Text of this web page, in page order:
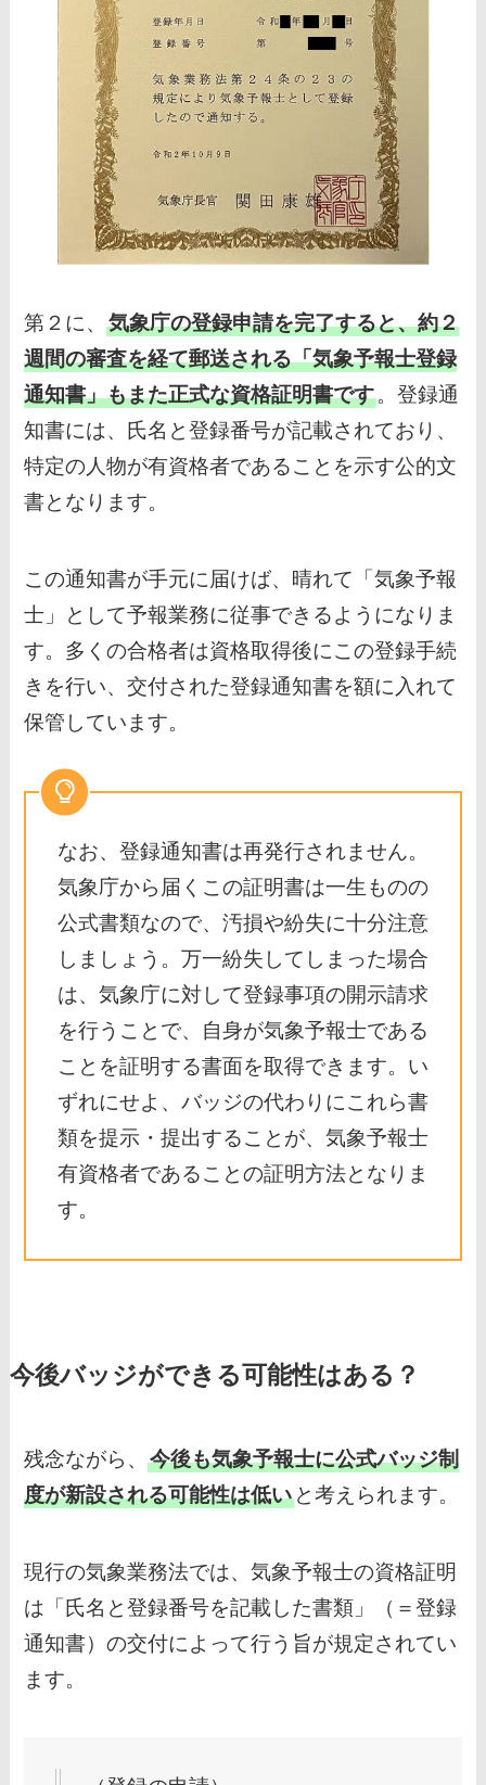
第２に、気象庁の登録申請を完了すると、約２
週間の審査を経て郵送される「気象予報士登録
通知書」もまた正式な資格証明書です。登録通
知書には、氏名と登録番号が記載されており、
特定の人物が有資格者であることを示す公的文
書となります。
この通知書が手元に届けば、晴れて「気象予報
士」として予報業務に従事できるようになりま
す。多くの合格者は資格取得後にこの登録手続
きを行い、交付された登録通知書を額に入れて
保管しています。
なお、登録通知書は再発行されません。
気象庁から届くこの証明書は一生ものの
公式書類なので、汚損や紛失に十分注意
しましょう。万一紛失してしまった場合
は、気象庁に対して登録事項の開示請求
を行うことで、自身が気象予報士である
ことを証明する書面を取得できます。い
ずれにせよ、バッジの代わりにこれら書
類を提示・提出することが、気象予報士
有資格者であることの証明方法となりま
す。
今後バッジができる可能性はある？
残念ながら、今後も気象予報士に公式バッジ制
度が新設される可能性は低い と考えられます。
現行の気象業務法では、気象予報士の資格証明
は「氏名と登録番号を記載した書類」（＝登録
通知書）の交付によって行う旨が規定されてい
ます。